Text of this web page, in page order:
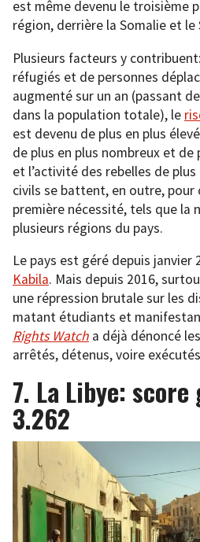
est même devenu le troisième
région, derrière la Somalie et le
Plusieurs facteurs y
réfugiés et de personnes
augmenté sur un an (passant
dans la population totale), le
est devenu de plus en plus
de plus en plus nombreux et de
et l’activité des rebelles de
civils se battent, en outre, pour
première nécessité, tels que la
plusieurs régions du pays.
Le pays est géré depuis janvier
Kabila. Mais depuis 2016,
une répression brutale sur les
matant étudiants et
Rights Watch a déjà dénoncé
arrêtés, détenus, voire
7. La Libye:
3.262